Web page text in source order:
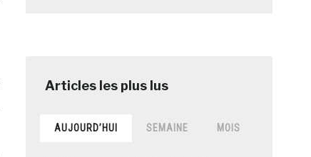
AUJOURD’HUI SEMAINE MOIS